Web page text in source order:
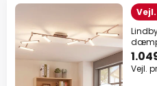
Vejl.
13% rabat